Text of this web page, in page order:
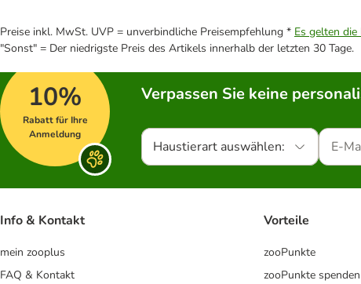
Preise inkl. MwSt. UVP = unverbindliche Preisempfehlung * Es gelten
"Sonst" = Der niedrigste Preis des Artikels innerhalb der letzten 30 Tage.
10%
Rabatt für Ihre
Anmeldung
Verpassen Sie keine
Haustierart auswählen:
Info & Kontakt
mein zooplus
FAQ & Kontakt
Vorteile
zooPunkte
zooPunkte spenden